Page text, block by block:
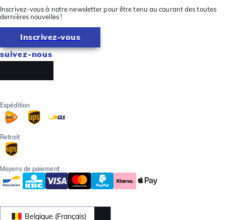
Inscrivez-vous à notre newsletter pour être tenu au courant des toutes
dernières nouvelles !
Inscrivez-vous
suivez-nous
Expédition
Retrait
Moyens de paiement
Belgique (Français)